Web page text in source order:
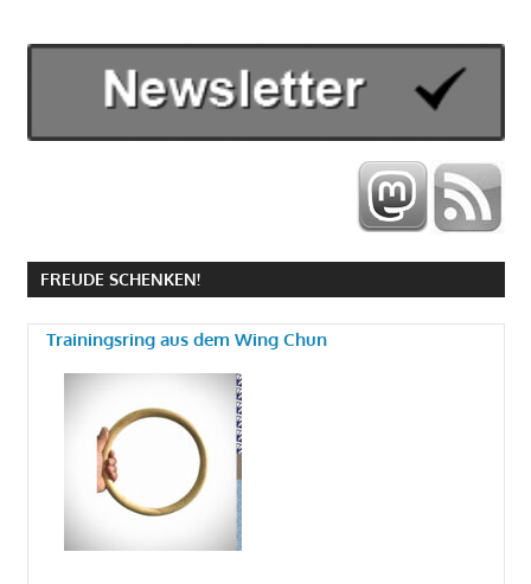
FREUDE SCHENKEN!
Trainingsring aus dem Wing Chun